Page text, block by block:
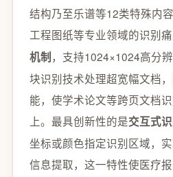
结构乃至乐谱等12类特殊内
工程图纸等专业领域的识别
机制 ，支持1024×1024高分
块识别技术处理超宽幅文档
能，使学术论文等跨页文档
上。最具创新性的是交互式
坐标或颜色指定识别区域，
信息提取，这一特性使医疗